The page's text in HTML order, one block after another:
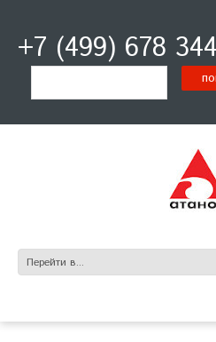
+7 (499) 678